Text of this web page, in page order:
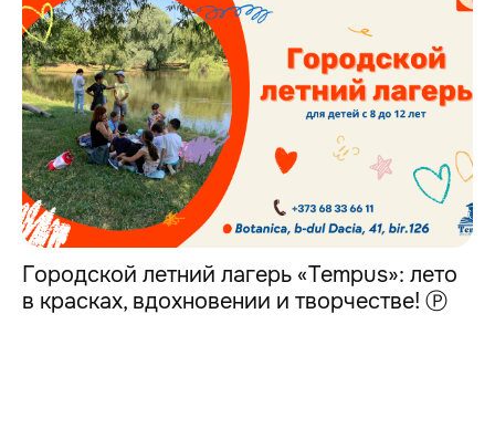
Городской летний лагерь «Tempus»: лето
в красках, вдохновении и творчестве! Ⓟ